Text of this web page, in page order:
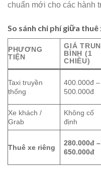
chuẩn mới cho các hành
So sánh chi phí giữa
PHƯƠNG
TIỆN
GIÁ
BÌNH (1
CHIỀU)
Taxi truyền
thống
400.000đ –
500.000đ
Xe khách /
Grab
Không cố
định
Thuê xe riêng
280.000đ –
650.000đ